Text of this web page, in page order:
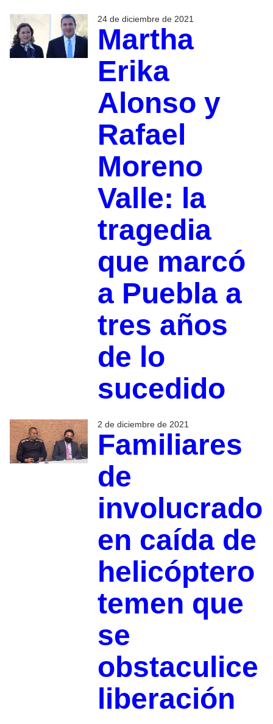
24 de diciembre de 2021
Martha
Erika
Alonso y
Rafael
Moreno
Valle: la
tragedia
que marcó
a Puebla a
tres años
de lo
sucedido
2 de diciembre de 2021
Familiares
de
involucrado
en caída de
helicóptero
temen que
se
obstaculice
liberación